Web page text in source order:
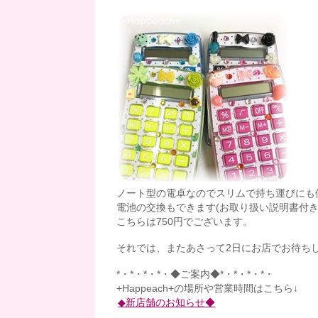
ノート型の電卓なのでスリムで持ち運びに
電池の交換もできます(お取り扱い説明書付
こちらは750円でございます。
それでは、またあさって2日にお店でお待ち
*・*・*・*・◆ご案内◆*・*・*・*・
+Happeach+の場所や営業時間はこちら↓
◆新店舗のお知らせ◆